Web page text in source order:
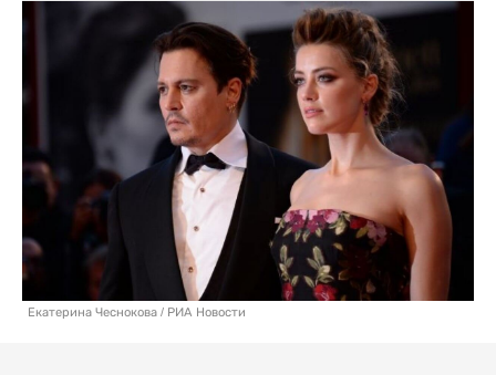
Екатерина Чеснокова / РИА Новости